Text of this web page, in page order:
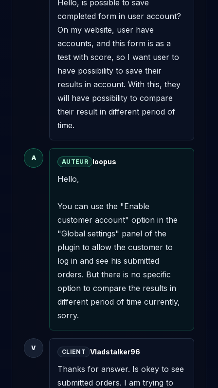
Hello, is possible to save
completed form in user account?
On my website, user have
accounts, and this form is as a
test with score, so I want user to
have possibility to save their
results in account. With this, they
will have possibility to compare
their result in different period of
time.
A
AUTEUR loopus
Hello,
You can use the "Enable
customer account" option in the
"Global settings" panel of the
plugin to allow the customer to
log in and see his submitted
orders. But there is no specific
option to compare the results in
different period of time currently,
sorry.
V
CLIENT Vladstalker96
Thanks for answer. Is okey to see
submitted orders. I am trying to